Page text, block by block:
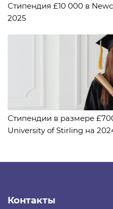
Стипендия £10 000 в
2025
Стипендии в размере
University of Stirling на
Контакты